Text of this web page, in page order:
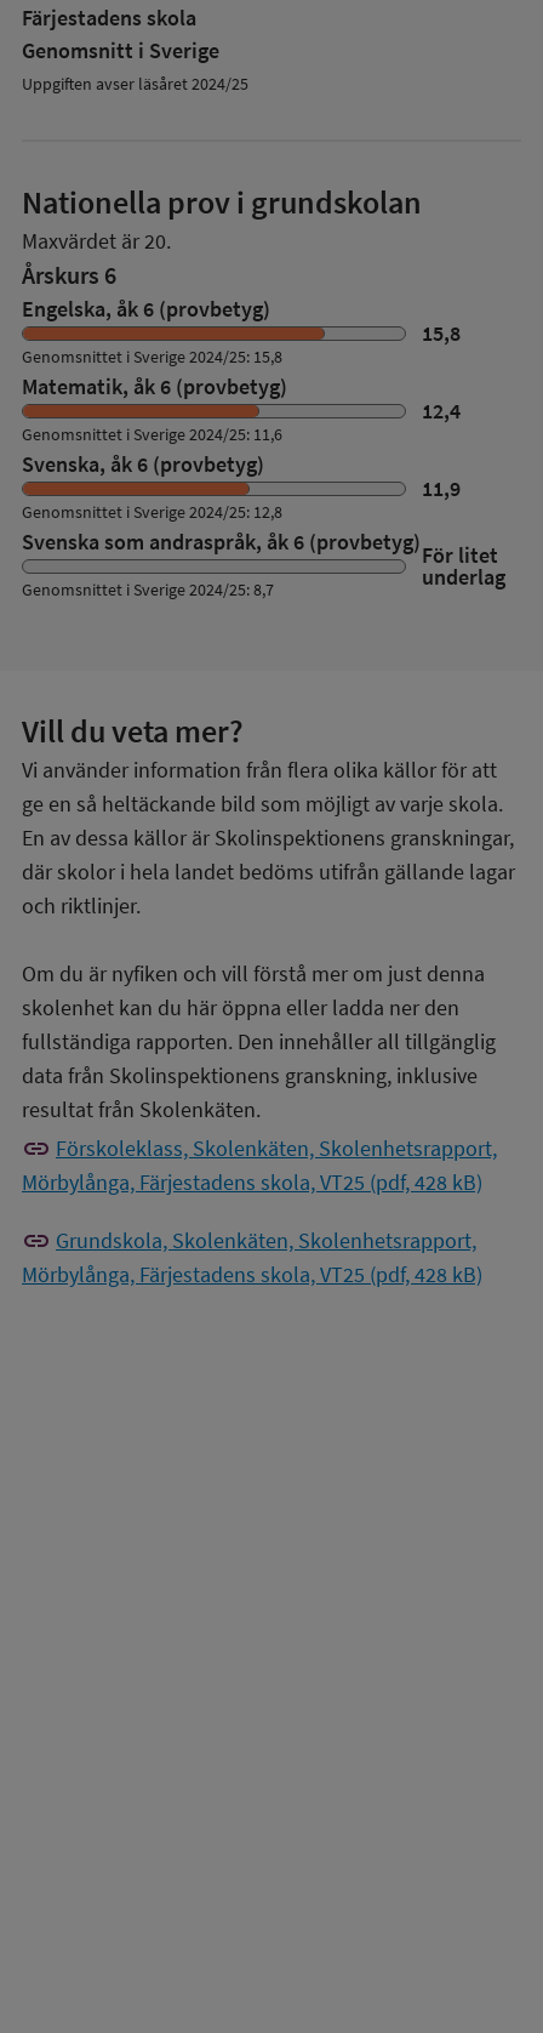
Färjestadens skola
Genomsnitt i Sverige
Uppgiften avser läsåret 2024/25
Nationella prov i grundskolan
Maxvärdet är 20.
Årskurs 6
Engelska, åk 6 (provbetyg)
15,8
Genomsnittet i Sverige 2024/25: 15,8
Matematik, åk 6 (provbetyg)
12,4
Genomsnittet i Sverige 2024/25: 11,6
Svenska, åk 6 (provbetyg)
11,9
Genomsnittet i Sverige 2024/25: 12,8
Svenska som andraspråk, åk 6 (provbetyg)För litet
underlag
Genomsnittet i Sverige 2024/25: 8,7
Vill du veta mer?
Vi använder information från flera olika källor för att
ge en så heltäckande bild som möjligt av varje skola.
En av dessa källor är Skolinspektionens granskningar,
där skolor i hela landet bedöms utifrån gällande lagar
och riktlinjer.
Om du är nyfiken och vill förstå mer om just denna
skolenhet kan du här öppna eller ladda ner den
fullständiga rapporten. Den innehåller all tillgänglig
data från Skolinspektionens granskning, inklusive
resultat från Skolenkäten.
link Förskoleklass, Skolenkäten, Skolenhetsrapport,
Mörbylånga, Färjestadens skola, VT25 (pdf, 428 kB)
link Grundskola, Skolenkäten, Skolenhetsrapport,
Mörbylånga, Färjestadens skola, VT25 (pdf, 428 kB)